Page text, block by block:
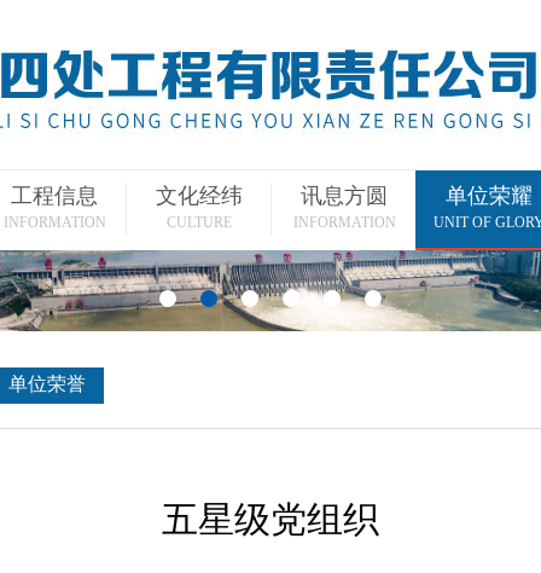
工程信息
INFORMATION
文化经纬
CULTURE
讯息方圆
INFORMATION
单位荣耀
UNIT OF
单位荣誉
五星级党组织